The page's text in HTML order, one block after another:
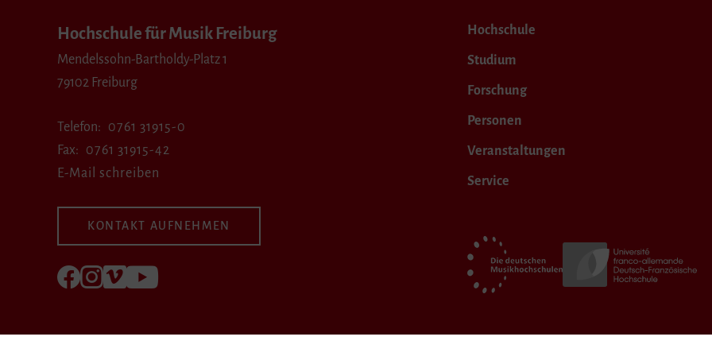
Hochschule für Musik Freiburg
Mendelssohn-Bartholdy-Platz 1
79102 Freiburg
Telefon
0761 31915-0
Fax
0761 31915-42
E-Mail schreiben
KONTAKT AUFNEHMEN
Folgen Sie uns auf Facebook
Folgen Sie uns auf Instagram
Besuchen Sie uns bei Vimeo
Hochschule
Studium
Forschung
Personen
Veranstaltungen
Service